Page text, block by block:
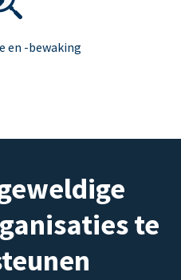
en -bewaking
te